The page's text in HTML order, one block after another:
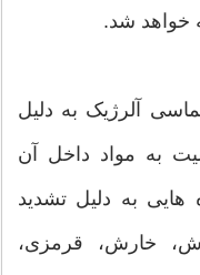
خواهد شد.
آلرژیک به دلیل
به مواد داخل آن
هایی به دلیل تشدید
خارش، قرمزی،